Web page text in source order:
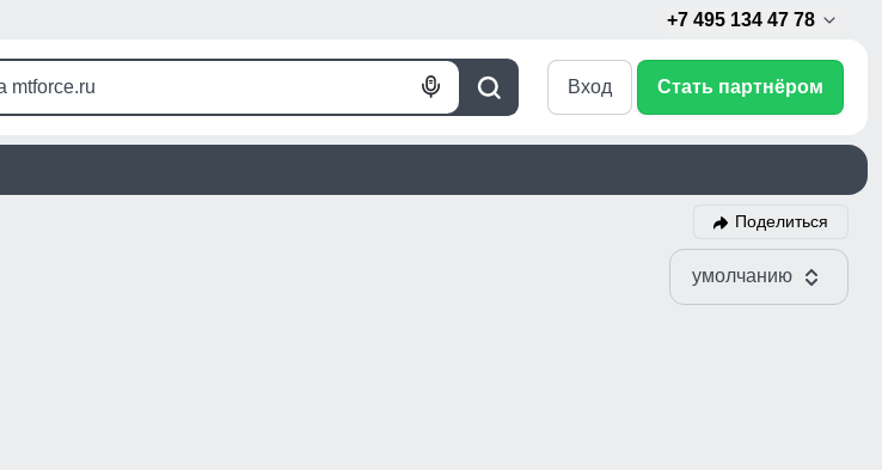
+7 495 134 47 78
Поиск
Голосовой
Вход Стать партнёром
Поделиться
умолчанию